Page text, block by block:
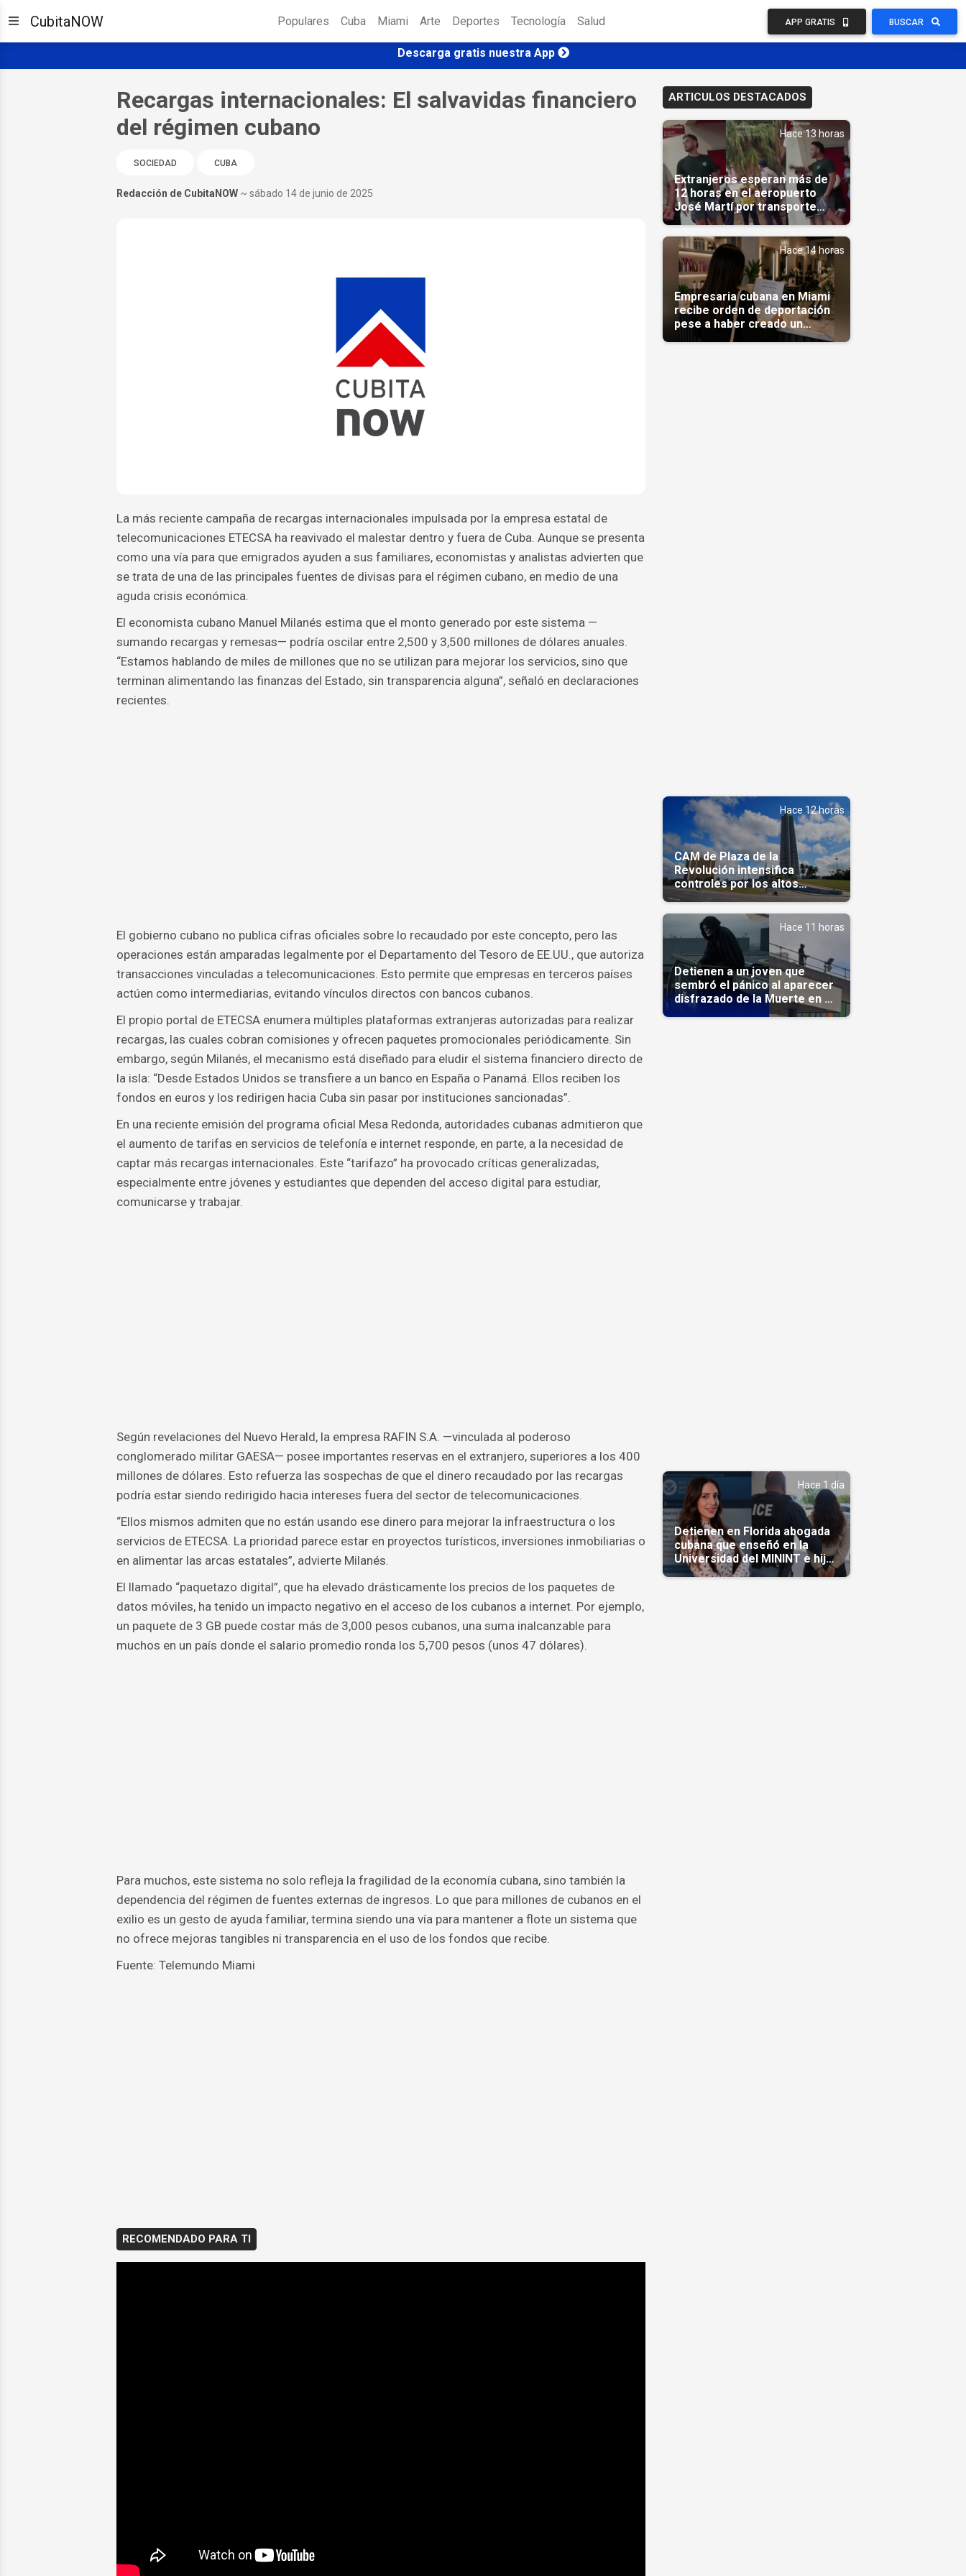
CubitaNOW Populares Cuba Miami Arte Deportes Tecnología Salud APP GRATIS BUSCAR
Descarga gratis nuestra App
Recargas internacionales: El salvavidas financiero
del régimen cubano
SOCIEDAD CUBA
Redacción de CubitaNOW ~ sábado 14 de junio de 2025
La más reciente campaña de recargas internacionales impulsada por la empresa estatal de
telecomunicaciones ETECSA ha reavivado el malestar dentro y fuera de Cuba. Aunque se presenta
como una vía para que emigrados ayuden a sus familiares, economistas y analistas advierten que
se trata de una de las principales fuentes de divisas para el régimen cubano, en medio de una
aguda crisis económica.
El economista cubano Manuel Milanés estima que el monto generado por este sistema —
sumando recargas y remesas— podría oscilar entre 2,500 y 3,500 millones de dólares anuales.
“Estamos hablando de miles de millones que no se utilizan para mejorar los servicios, sino que
terminan alimentando las finanzas del Estado, sin transparencia alguna”, señaló en declaraciones
recientes.
El gobierno cubano no publica cifras oficiales sobre lo recaudado por este concepto, pero las
operaciones están amparadas legalmente por el Departamento del Tesoro de EE.UU., que autoriza
transacciones vinculadas a telecomunicaciones. Esto permite que empresas en terceros países
actúen como intermediarias, evitando vínculos directos con bancos cubanos.
El propio portal de ETECSA enumera múltiples plataformas extranjeras autorizadas para realizar
recargas, las cuales cobran comisiones y ofrecen paquetes promocionales periódicamente. Sin
embargo, según Milanés, el mecanismo está diseñado para eludir el sistema financiero directo de
la isla: “Desde Estados Unidos se transfiere a un banco en España o Panamá. Ellos reciben los
fondos en euros y los redirigen hacia Cuba sin pasar por instituciones sancionadas”.
En una reciente emisión del programa oficial Mesa Redonda, autoridades cubanas admitieron que
el aumento de tarifas en servicios de telefonía e internet responde, en parte, a la necesidad de
captar más recargas internacionales. Este “tarifazo” ha provocado críticas generalizadas,
especialmente entre jóvenes y estudiantes que dependen del acceso digital para estudiar,
comunicarse y trabajar.
Según revelaciones del Nuevo Herald, la empresa RAFIN S.A. —vinculada al poderoso
conglomerado militar GAESA— posee importantes reservas en el extranjero, superiores a los 400
millones de dólares. Esto refuerza las sospechas de que el dinero recaudado por las recargas
podría estar siendo redirigido hacia intereses fuera del sector de telecomunicaciones.
“Ellos mismos admiten que no están usando ese dinero para mejorar la infraestructura o los
servicios de ETECSA. La prioridad parece estar en proyectos turísticos, inversiones inmobiliarias o
en alimentar las arcas estatales”, advierte Milanés.
El llamado “paquetazo digital”, que ha elevado drásticamente los precios de los paquetes de
datos móviles, ha tenido un impacto negativo en el acceso de los cubanos a internet. Por ejemplo,
un paquete de 3 GB puede costar más de 3,000 pesos cubanos, una suma inalcanzable para
muchos en un país donde el salario promedio ronda los 5,700 pesos (unos 47 dólares).
Para muchos, este sistema no solo refleja la fragilidad de la economía cubana, sino también la
dependencia del régimen de fuentes externas de ingresos. Lo que para millones de cubanos en el
exilio es un gesto de ayuda familiar, termina siendo una vía para mantener a flote un sistema que
no ofrece mejoras tangibles ni transparencia en el uso de los fondos que recibe.
Fuente: Telemundo Miami
RECOMENDADO PARA TI
ARTICULOS DESTACADOS
Hace 13 horas
Extranjeros esperan más de
12 horas en el aeropuerto
José Martí por transporte
reservado semanas
antes(Video)
Hace 14 horas
Empresaria cubana en Miami
recibe orden de deportación
pese a haber creado un
Hace 12 horas
CAM de Plaza de la
Revolución intensifica
controles por los altos
precios en las Mipymes
Hace 11 horas
Detienen a un joven que
sembró el pánico al aparecer
disfrazado de la Muerte en un
Hace 1 día
Detienen en Florida abogada
cubana que enseñó en la
Universidad del MININT e hija
de diplomático cubano